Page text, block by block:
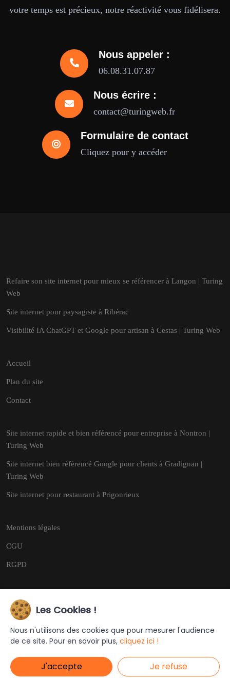
votre temps est précieux, notre réactivité vous fidélisera.
Nous appeler :
06.08.31.07.87
Nous écrire :
contact@turingweb.fr
Formulaire de contact
Cliquez pour y accéder
Refaire son site internet pour mieux se référencer à Langon | Turing
Web
Site internet pour paysagiste à Ribérac
Visibilité IA ChatGPT et Google pour artisan à Cestas | Turing Web
Accueil
Plan du site
Contact
Site internet rapide et bien référencé pour entreprise à Nontron |
Turing Web
Site internet bien référencé Google pour clients à Gradignan |
Turing Web
Site internet pour restaurant à Prigonrieux
Mentions légales
CGU
RGPD
Copyright © 2026
Ce site a été créé et est géré par Turing Web
Les Cookies !
Nous n'utilisons des cookies que pour mesurer l'audience
de ce site. Pour en savoir plus, cliquez ici !
J'accepte Je refuse